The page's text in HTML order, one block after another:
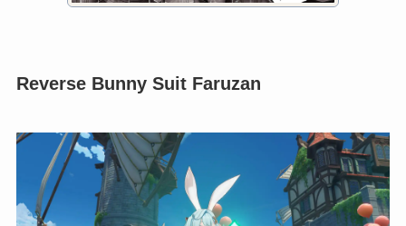
GameBanana